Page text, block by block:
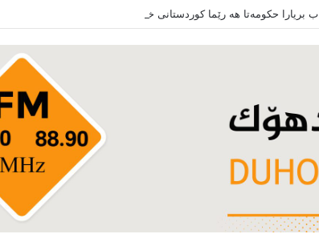
ب بریارا حکومەتا ھە رێما کوردستانی خەلکێ گوندێن سەر ب ئێدارا زاخو